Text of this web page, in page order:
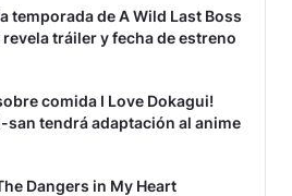
temporada de A Wild Last Boss
tráiler y fecha de estreno
comida I Love Dokagui!
tendrá adaptación al anime
Dangers in My Heart